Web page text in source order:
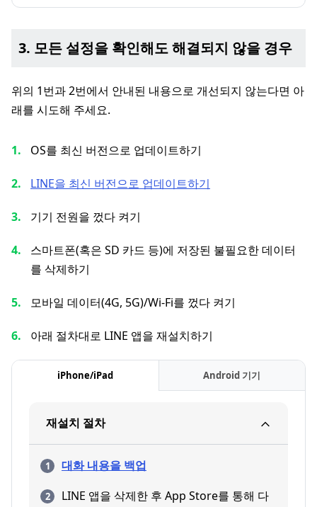
3. 모든 설정을 확인해도 해결되지 않을 경우
위의 1번과 2번에서 안내된 내용으로 개선되지 않는다면 아
래를 시도해 주세요.
OS를 최신 버전으로 업데이트하기
LINE을 최신 버전으로 업데이트하기
기기 전원을 껐다 켜기
스마트폰(혹은 SD 카드 등)에 저장된 불필요한 데이터
를 삭제하기
모바일 데이터(4G, 5G)/Wi-Fi를 껐다 켜기
아래 절차대로 LINE 앱을 재설치하기
iPhone/iPad Android 기기
재설치 절차
대화 내용을 백업
LINE 앱을 삭제한 후 App Store를 통해 다